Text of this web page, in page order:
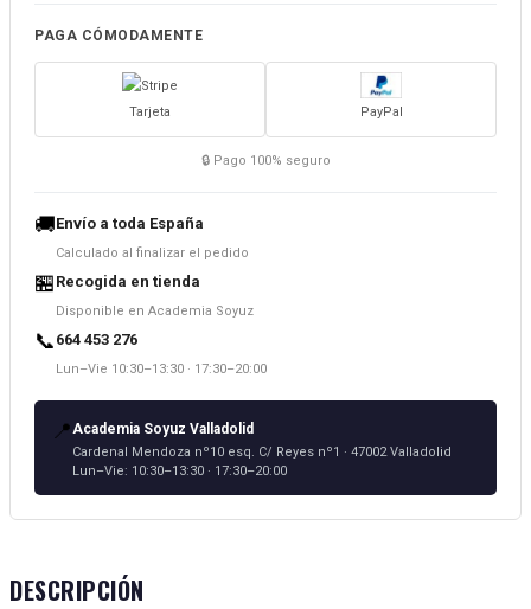
PAGA CÓMODAMENTE
Tarjeta PayPal
🔒 Pago 100% seguro
🚚Envío a toda España
Calculado al finalizar el pedido
🏪 Recogida en tienda
Disponible en Academia Soyuz
📞 664 453 276
Lun–Vie 10:30–13:30 · 17:30–20:00
📍 Academia Soyuz Valladolid
Cardenal Mendoza nº10 esq. C/ Reyes nº1 · 47002 Valladolid
Lun–Vie: 10:30–13:30 · 17:30–20:00
DESCRIPCIÓN